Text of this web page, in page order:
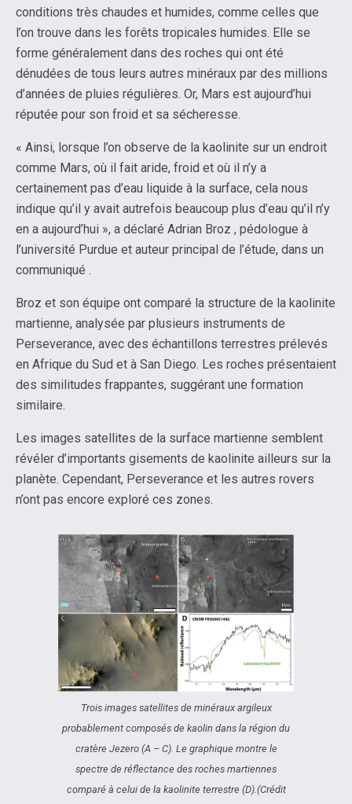
conditions très chaudes et humides, comme celles que
l’on trouve dans les forêts tropicales humides. Elle se
forme généralement dans des roches qui ont été
dénudées de tous leurs autres minéraux par des millions
d’années de pluies régulières. Or, Mars est aujourd’hui
réputée pour son froid et sa sécheresse.
« Ainsi, lorsque l’on observe de la kaolinite sur un endroit
comme Mars, où il fait aride, froid et où il n’y a
certainement pas d’eau liquide à la surface, cela nous
indique qu’il y avait autrefois beaucoup plus d’eau qu’il n’y
en a aujourd’hui », a déclaré Adrian Broz , pédologue à
l’université Purdue et auteur principal de l’étude, dans un
communiqué .
Broz et son équipe ont comparé la structure de la kaolinite
martienne, analysée par plusieurs instruments de
Perseverance, avec des échantillons terrestres prélevés
en Afrique du Sud et à San Diego. Les roches présentaient
des similitudes frappantes, suggérant une formation
similaire.
Les images satellites de la surface martienne semblent
révéler d’importants gisements de kaolinite ailleurs sur la
planète. Cependant, Perseverance et les autres rovers
n’ont pas encore exploré ces zones.
Trois images satellites de minéraux argileux
probablement composés de kaolin dans la région du
cratère Jezero (A – C). Le graphique montre le
spectre de réflectance des roches martiennes
comparé à celui de la kaolinite terrestre (D).(Crédit